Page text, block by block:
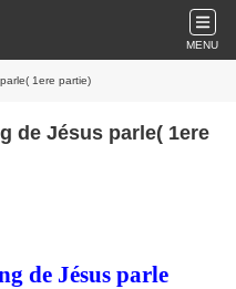
MENU
1ere partie)
de Jésus parle( 1ere
de Jésus parle